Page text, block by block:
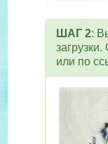
ШАГ 2:
или по